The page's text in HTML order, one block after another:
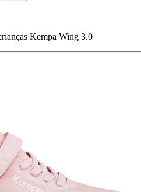
Kempa Wing 3.0